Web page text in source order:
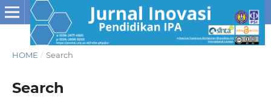
HOME / Search
Search